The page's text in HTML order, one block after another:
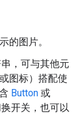
的图片。
，可与其他元
图标）搭配使
Button 或
开关，也可以